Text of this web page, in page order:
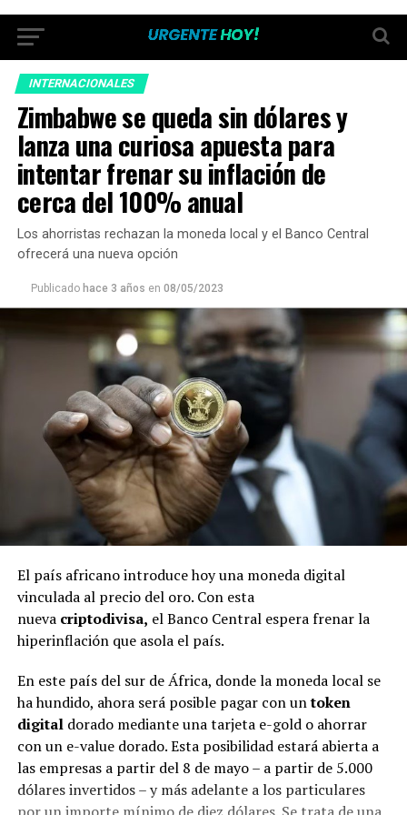
INTERNACIONALES
Zimbabwe se queda sin dólares y
lanza una curiosa apuesta para
intentar frenar su inflación de
cerca del 100% anual
Los ahorristas rechazan la moneda local y el Banco Central
ofrecerá una nueva opción
Publicado hace 3 años en 08/05/2023
El país africano introduce hoy una moneda digital
vinculada al precio del oro. Con esta
nueva criptodivisa, el Banco Central espera frenar la
hiperinflación que asola el país.
En este país del sur de África, donde la moneda local se
ha hundido, ahora será posible pagar con untoken
digital dorado mediante una tarjeta e-gold o ahorrar
con un e-value dorado. Esta posibilidad estará abierta a
las empresas a partir del 8 de mayo – a partir de 5.000
dólares invertidos – y más adelante a los particulares